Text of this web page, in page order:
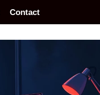
Contact